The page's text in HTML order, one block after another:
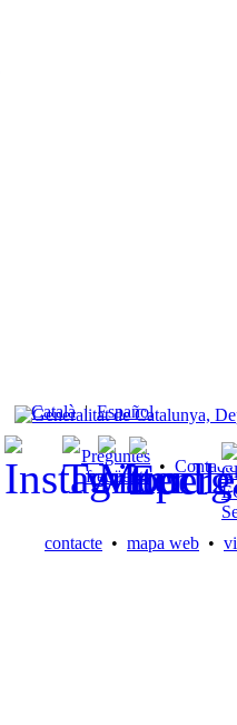
Català | Español
Preguntes
freqüents
• Contacte
contacte • mapa web •